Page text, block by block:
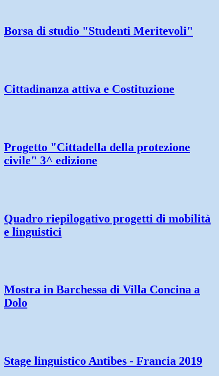
Borsa di studio "Studenti Meritevoli"
Cittadinanza attiva e Costituzione
Progetto "Cittadella della protezione
civile" 3^ edizione
Quadro riepilogativo progetti di mobilità
e linguistici
Mostra in Barchessa di Villa Concina a
Dolo
Stage linguistico Antibes - Francia 2019